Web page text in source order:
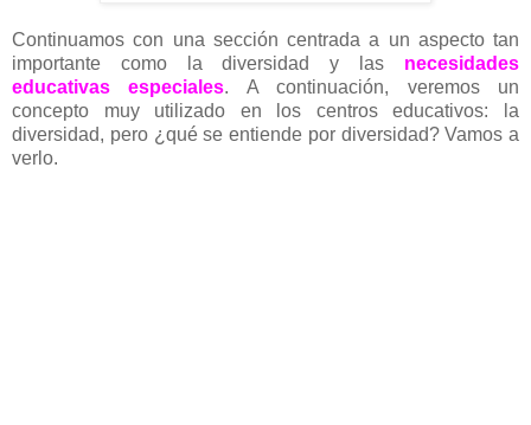
Continuamos con una sección centrada a un aspecto tan
importante como la diversidad y las necesidades
educativas especiales. A continuación, veremos un
concepto muy utilizado en los centros educativos: la
diversidad, pero ¿qué se entiende por diversidad? Vamos a
verlo.